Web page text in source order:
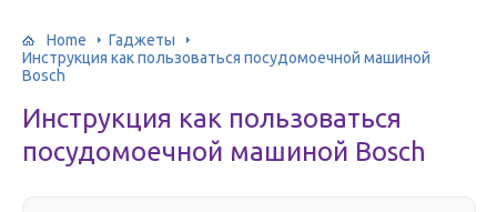
Home
Гаджеты
Инструкция как пользоваться посудомоечной машиной
Bosch
Инструкция как пользоваться
посудомоечной машиной Bosch